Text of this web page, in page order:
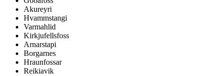
Akureyri
Hvammstangi
Varmahlid
Kirkjufellsfoss
Arnarstapi
Borgarnes
Hraunfossar
Reikiavik